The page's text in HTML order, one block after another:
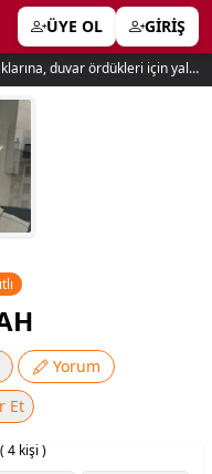
ÜYE OL GİRİŞ
Aşk köprü kurmaktır. insanlar köprü kuracaklarına, duvar ördükleri için yalnız kalırlar. newton
Yorum
Et
( 4 kişi )